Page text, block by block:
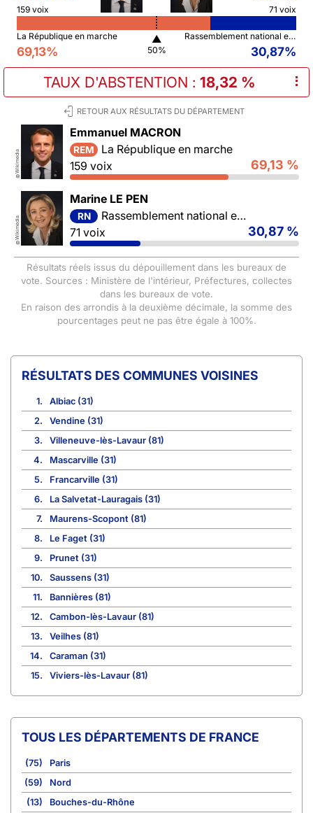
159 voix 71 voix
La République en marche
69,13%
▲
50%
Rassemblement national et ses alliés
30,87%
TAUX D'ABSTENTION : 18,32 % ⠇
RETOUR AUX RÉSULTATS DU DÉPARTEMENT
©
Wikimedia
Emmanuel MACRON
REM
La République en marche
159 voix
69,13 %
©
Wikimedia
Marine LE PEN
RN
Rassemblement national et ses alliés
71 voix
30,87 %
Résultats réels issus du dépouillement dans les bureaux de
vote. Sources : Ministère de l'intérieur, Préfectures, collectes
dans les bureaux de vote.
En raison des arrondis à la deuxième décimale, la somme des
pourcentages peut ne pas être égale à 100%.
COMMUNES VOISINES
1.
Albiac (31)
2.
Vendine (31)
3.
Villeneuve-lès-Lavaur (81)
4.
Mascarville (31)
5.
Francarville (31)
6.
La Salvetat-Lauragais (31)
7.
Maurens-Scopont (81)
8.
Le Faget (31)
9.
Prunet (31)
10.
Saussens (31)
11.
Bannières (81)
12.
Cambon-lès-Lavaur (81)
13.
Veilhes (81)
14.
Caraman (31)
15.
Viviers-lès-Lavaur (81)
TOUS LES DÉPARTEMENTS DE FRANCE
(75)
Paris
(59)
Nord
(13)
Bouches-du-Rhône